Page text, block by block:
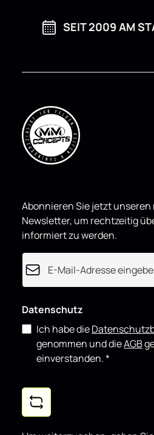
SEIT 2009 AM
Abonnieren Sie jetzt
Newsletter, um rechtzeitig
informiert zu werden.
E-Mail-Adresse*
Datenschutz
Ich habe die
genommen und dieAGB
einverstanden.*